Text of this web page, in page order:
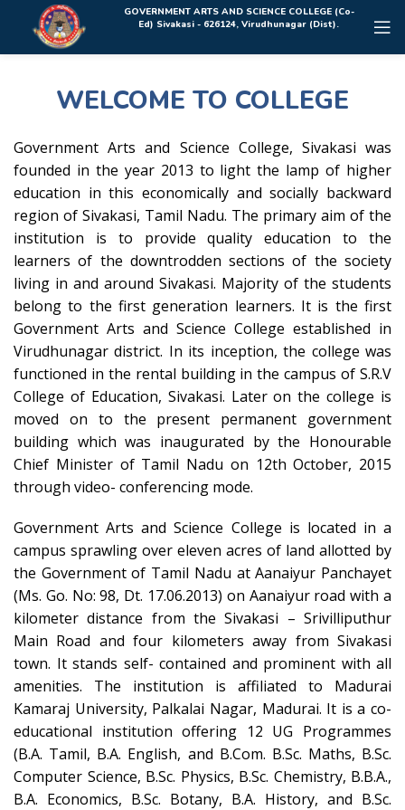
Rolex Replica Uhren DeutschlandGOVERNMENT ARTS AND SCIENCE COLLEGE (Co-
Ed) Sivakasi - 626124, Virudhunagar (Dist).
WELCOME TO COLLEGE
Government Arts and Science College, Sivakasi was
founded in the year 2013 to light the lamp of higher
education in this economically and socially backward
region of Sivakasi, Tamil Nadu. The primary aim of the
institution is to provide quality education to the
learners of the downtrodden sections of the society
living in and around Sivakasi. Majority of the students
belong to the first generation learners. It is the first
Government Arts and Science College established in
Virudhunagar district. In its inception, the college was
functioned in the rental building in the campus of S.R.V
College of Education, Sivakasi. Later on the college is
moved on to the present permanent government
building which was inaugurated by the Honourable
Chief Minister of Tamil Nadu on 12th October, 2015
through video- conferencing mode.
Government Arts and Science College is located in a
campus sprawling over eleven acres of land allotted by
the Government of Tamil Nadu at Aanaiyur Panchayet
(Ms. Go. No: 98, Dt. 17.06.2013) on Aanaiyur road with a
kilometer distance from the Sivakasi – Srivilliputhur
Main Road and four kilometers away from Sivakasi
town. It stands self- contained and prominent with all
amenities. The institution is affiliated to Madurai
Kamaraj University, Palkalai Nagar, Madurai. It is a co-
educational institution offering 12 UG Programmes
(B.A. Tamil, B.A. English, and B.Com. B.Sc. Maths, B.Sc.
Computer Science, B.Sc. Physics, B.Sc. Chemistry, B.B.A.,
B.A. Economics, B.Sc. Botany, B.A. History, and B.Sc.